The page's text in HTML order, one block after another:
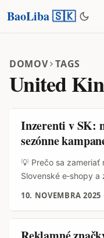
BaoLiba 🇸🇰
DOMOV TAGS
United
Inzerenti v SK:
sezónne
💡 Prečo sa
Slovenské e‑shopy
sezónne obdobia
hovoriacich trhoch.
rokoch rozšírila mimo
10. NOVEMBRA 2025